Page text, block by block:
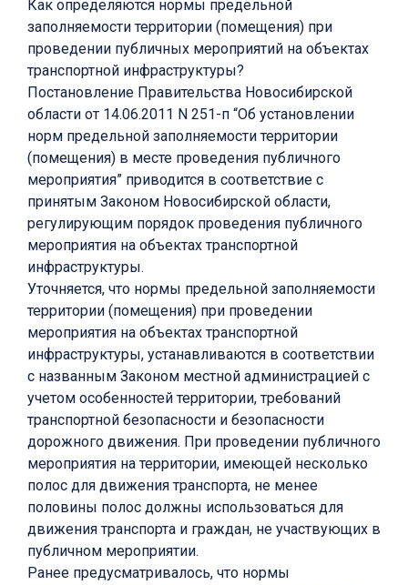
Как определяются нормы предельной
заполняемости территории (помещения) при
проведении публичных мероприятий на объектах
транспортной инфраструктуры?
Постановление Правительства Новосибирской
области от 14.06.2011 N 251-п “Об установлении
норм предельной заполняемости территории
(помещения) в месте проведения публичного
мероприятия” приводится в соответствие с
принятым Законом Новосибирской области,
регулирующим порядок проведения публичного
мероприятия на объектах транспортной
инфраструктуры.
Уточняется, что нормы предельной заполняемости
территории (помещения) при проведении
мероприятия на объектах транспортной
инфраструктуры, устанавливаются в соответствии
с названным Законом местной администрацией с
учетом особенностей территории, требований
транспортной безопасности и безопасности
дорожного движения. При проведении публичного
мероприятия на территории, имеющей несколько
полос для движения транспорта, не менее
половины полос должны использоваться для
движения транспорта и граждан, не участвующих в
публичном мероприятии.
Ранее предусматривалось, что нормы